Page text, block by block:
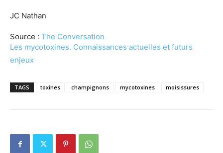
JC Nathan
Source : The Conversation
Les mycotoxines. Connaissances actuelles et futurs
enjeux
TAGS toxines champignons mycotoxines moisissures